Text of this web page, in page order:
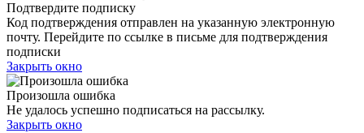
Подтвердите подписку
Код подтверждения отправлен на указанную электронную
почту. Перейдите по ссылке в письме для подтверждения
подписки
Закрыть окно
Произошла ошибка
Не удалось успешно подписаться на рассылку.
Закрыть окно